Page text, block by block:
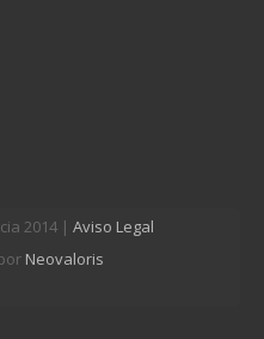
2014 | Aviso Legal
Neovaloris